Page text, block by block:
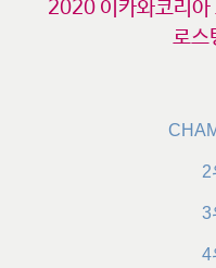
2020 이카와코리
로스
2
3
4